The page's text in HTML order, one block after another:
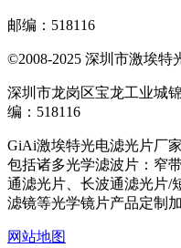
邮编：518116
©2008-2025 深圳市激埃特
深圳市龙岗区宝龙工业城
编：518116
GiAi激埃特光电滤光片厂
包括诸多光学滤波片：窄
通滤光片、长波通滤光片/
滤镜等光学镜片产品定制加
网站地图